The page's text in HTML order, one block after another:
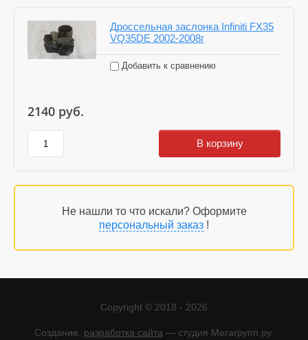
Дроссельная заслонка Infiniti FX35
VQ35DE 2002-2008г
Добавить к сравнению
2140 руб.
В корзину
Не нашли то что искали? Оформите
персональный заказ !
Copyright © 2018 - 2026
Создание, разработка сайта — студия Мегагрупп.ру.